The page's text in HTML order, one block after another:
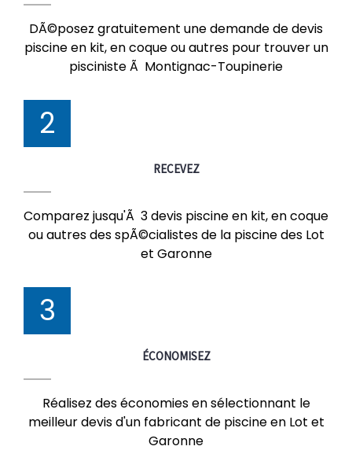
DÃ©posez gratuitement une demande de devis
piscine en kit, en coque ou autres pour trouver un
pisciniste Ã Montignac-Toupinerie
2
RECEVEZ
Comparez jusqu'Ã 3 devis piscine en kit, en coque
ou autres des spÃ©cialistes de la piscine des Lot
et Garonne
3
ÉCONOMISEZ
Réalisez des économies en sélectionnant le
meilleur devis d'un fabricant de piscine en Lot et
Garonne